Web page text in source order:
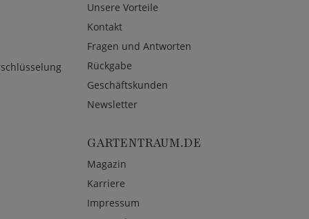
Unsere Vorteile
Kontakt
Fragen und Antworten
Rückgabe
Geschäftskunden
Newsletter
GARTENTRAUM.DE
Magazin
Karriere
Impressum